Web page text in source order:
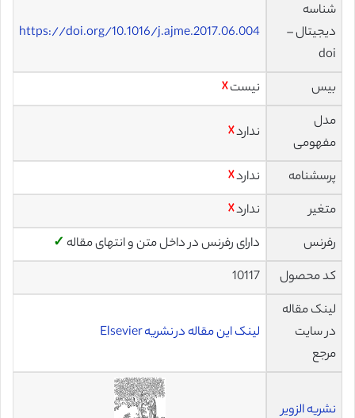
شناسه
دیجیتال –
doi
https://doi.org/10.1016/j.ajme.2017.06.004
بیس نیست☓
مدل
مفهومی
ندارد☓
پرسشنامه ندارد☓
متغیر
ندارد☓
رفرنس
دارای رفرنس در داخل متن و انتهای مقاله ✓
کد محصول
10117
لینک مقاله
در سایت
مرجع
لینک این مقاله در نشریه Elsevier
نشریه الزویر